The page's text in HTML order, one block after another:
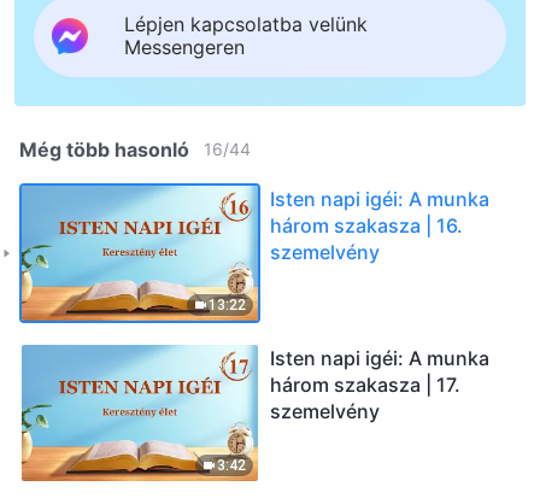
Lépjen kapcsolatba velünk
Messengeren
Még több hasonló 16/44
13:22
Isten napi igéi: A munka
három szakasza | 16.
szemelvény
3:42
Isten napi igéi: A munka
három szakasza | 17.
szemelvény